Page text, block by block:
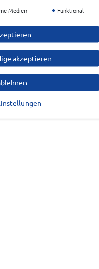
Medien Funktional
akzeptieren